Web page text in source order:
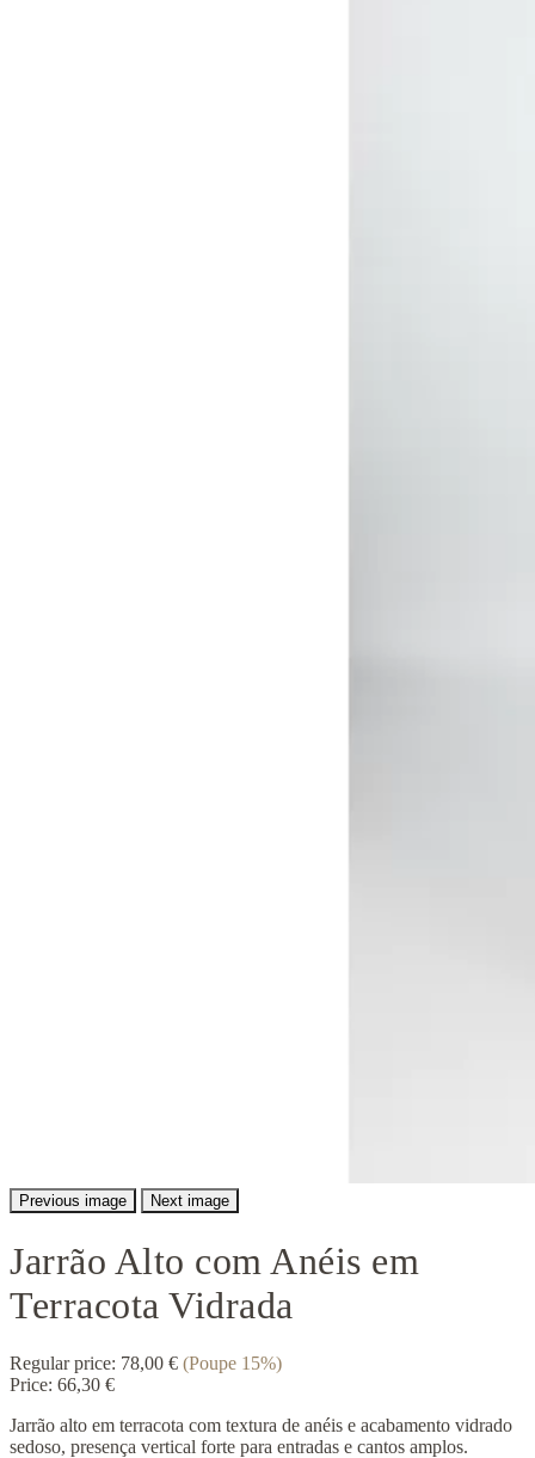
Previous image Next image
Jarrão Alto com Anéis em
Terracota Vidrada
Regular price: 78,00 € (Poupe 15%)
Price: 66,30 €
Jarrão alto em terracota com textura de anéis e acabamento vidrado
sedoso, presença vertical forte para entradas e cantos amplos.